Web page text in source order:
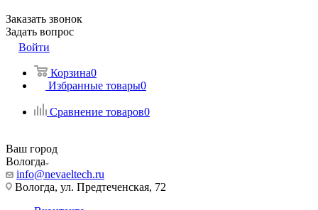
Заказать звонок
Задать вопрос
Войти
Корзина0
Избранные товары0
Сравнение товаров0
Ваш город
Вологда
info@nevaeltech.ru
Вологда, ул. Предтеченская, 72